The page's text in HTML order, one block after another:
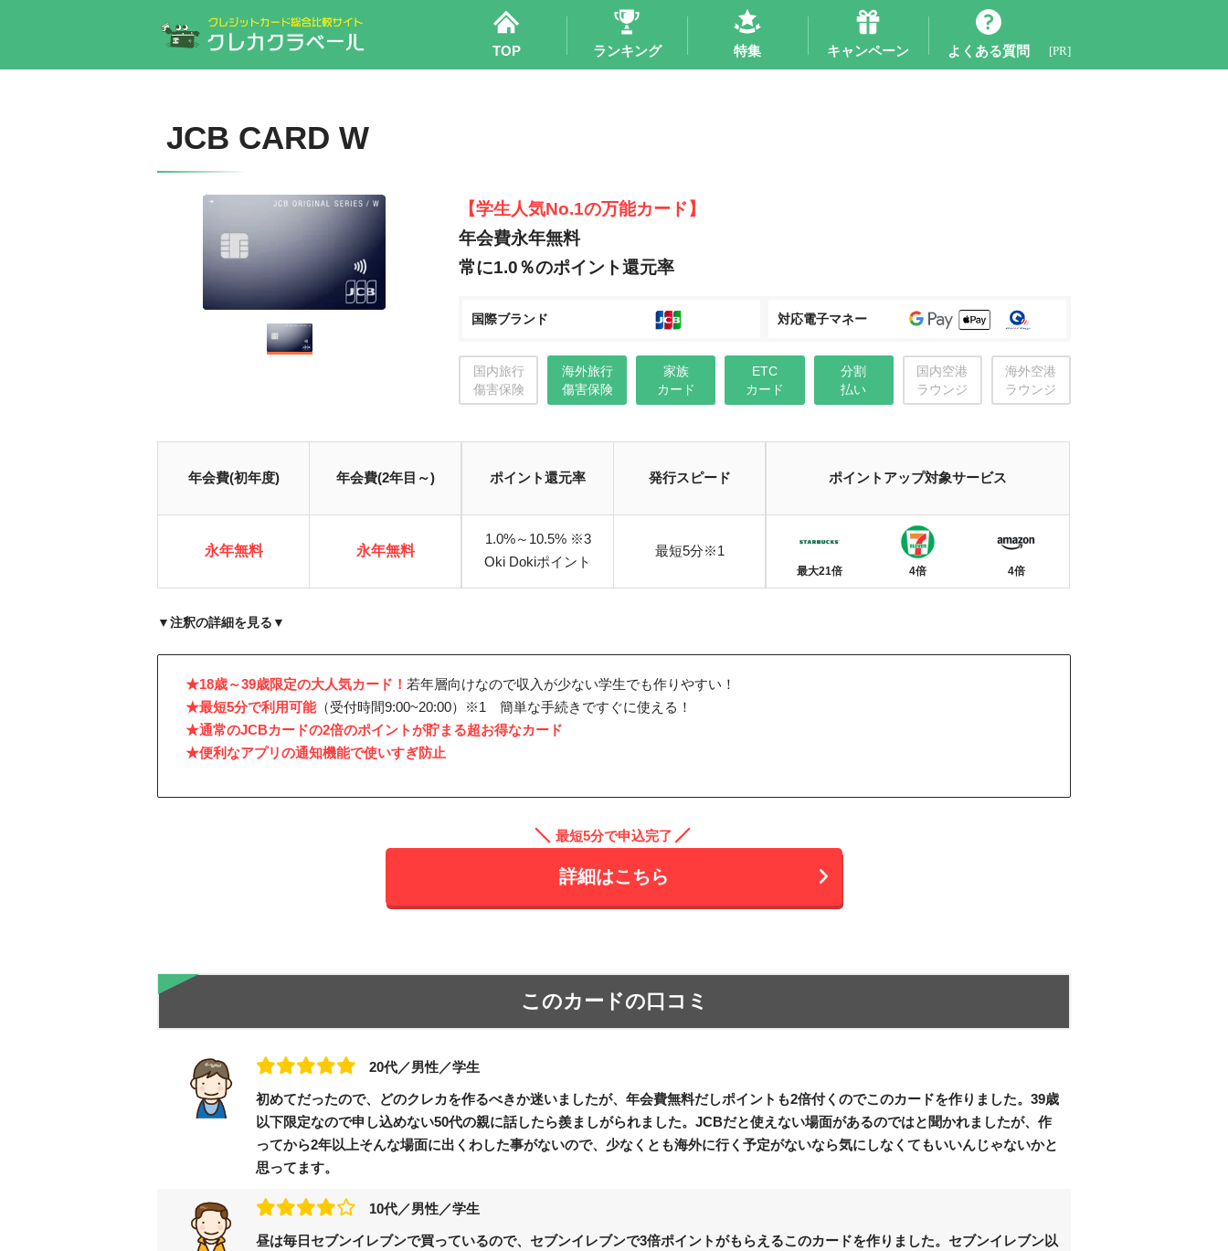
[PR]
TOP ランキング 特集 キャンペーン よくある質問
JCB CARD W
【学生人気No.1の万能カード】
年会費永年無料
常に1.0％のポイント還元率
国際ブランド 対応電子マネー
国内旅行
傷害保険
海外旅行
傷害保険
家族
カード
ETC
カード
分割
払い
国内空港
ラウンジ
海外空港
ラウンジ
年会費(初年度) 年会費(2年目～)
永年無料 永年無料
ポイント還元率 発行スピード
1.0%～10.5% ※3
Oki Dokiポイント
最短5分※1
ポイントアップ対象サービス
最大21倍 4倍 4倍
▼注釈の詳細を見る▼
※1…モバ即（最短5分）に関する詳細はページ下部に記載
★18歳～39歳限定の大人気カード！ 若年層向けなので収入が少ない学生でも作りやすい！
★最短5分で利用可能（受付時間9:00~20:00）※1 簡単な手続きですぐに使える！
★通常のJCBカードの2倍のポイントが貯まる超お得なカード
★便利なアプリの通知機能で使いすぎ防止
最短5分で申込完了
詳細はこちら
このカードの口コミ
20代／男性／学生
初めてだったので、どのクレカを作るべきか迷いましたが、年会費無料だしポイントも2倍付くのでこのカードを作りました。39歳
以下限定なので申し込めない50代の親に話したら羨ましがられました。JCBだと使えない場面があるのではと聞かれましたが、作
ってから2年以上そんな場面に出くわした事がないので、少なくとも海外に行く予定がないなら気にしなくてもいいんじゃないかと
思ってます。
10代／男性／学生
昼は毎日セブンイレブンで買っているので、セブンイレブンで3倍ポイントがもらえるこのカードを作りました。セブンイレブン以